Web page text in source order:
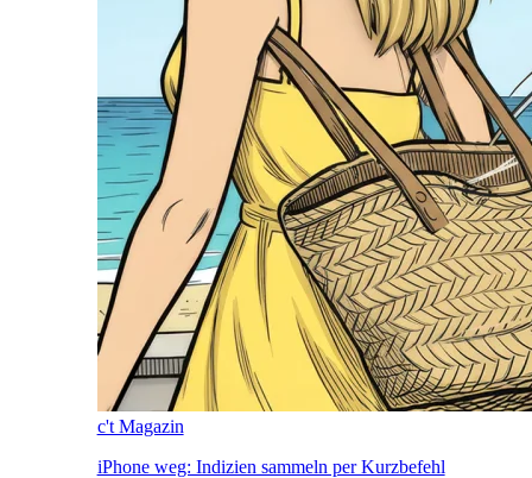
c't Magazin
iPhone weg: Indizien sammeln per Kurzbefehl